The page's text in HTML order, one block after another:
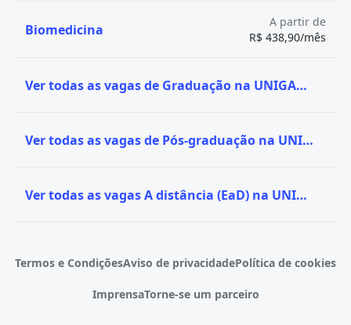
Biomedicina
A partir de
R$ 438,90/mês
Ver todas as vagas de Graduação na UNIGAMA - FGS
Ver todas as vagas de Pós-graduação na UNIGAMA - FGS
Ver todas as vagas A distância (EaD) na UNIGAMA - FGS
Termos e CondiçõesAviso de privacidadePolítica de cookies
ImprensaTorne-se um parceiro